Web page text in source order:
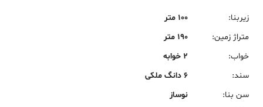
زیربنا:
100 متر
متراژ زمین:
190 متر
خواب:
2 خوابه
سند:
6 دانگ ملکی
سن بنا:
نوساز